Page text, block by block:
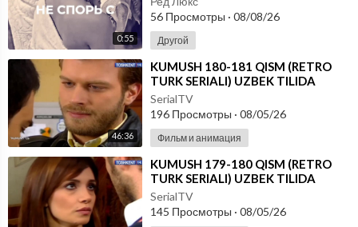
0:55
56 Просмотры · 08/08/26
Другой
46:36
⁣KUMUSH 180-181 QISM (RETRO
TURK SERIALI) UZBEK TILIDA
SerialTV
196 Просмотры · 08/05/26
Фильм и анимация
⁣KUMUSH 179-180 QISM (RETRO
TURK SERIALI) UZBEK TILIDA
SerialTV
145 Просмотры · 08/05/26